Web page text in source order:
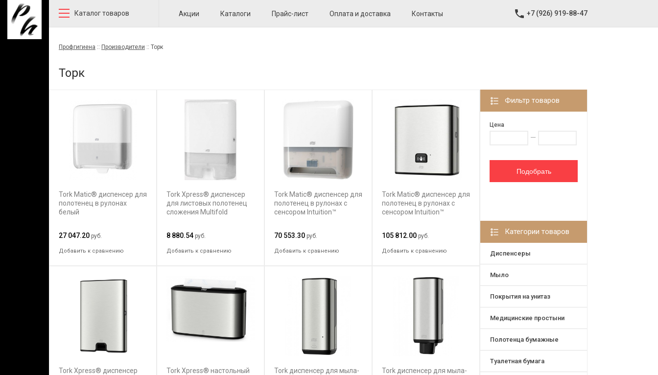
Каталог товаров Акции Каталоги Прайс-лист Оплата и доставка Контакты +7 (926) 919-88-47
Профгигиена :: Производители :: Торк
Торк
Фильтр товаров
Цена
—
Категории товаров
Диспенсеры
Мыло
Покрытия на унитаз
Медицинские простыни
Полотенца бумажные
Туалетная бумага
Tork Matic® диспенсер для
полотенец в рулонах
белый
27 047.20 руб.
Добавить к сравнению
Tork Xpress® диспенсер
для листовых полотенец
сложения Multifold
8 880.54 руб.
Добавить к сравнению
Tork Matic® диспенсер для
полотенец в рулонах с
сенсором Intuition™
70 553.30 руб.
Добавить к сравнению
Tork Matic® диспенсер для
полотенец в рулонах с
сенсором Intuition™
105 812.00 руб.
Добавить к сравнению
Tork Xpress® диспенсер
Tork Xpress® настольный
Tork диспенсер для мыла-
Tork диспенсер для мыла-